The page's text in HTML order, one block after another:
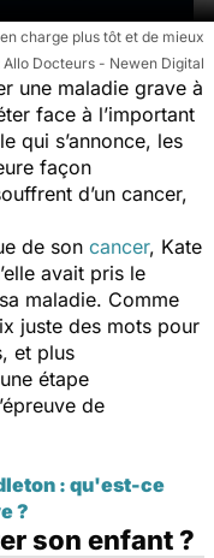
charge plus tôt et de mieux
Allo Docteurs - Newen Digital
une maladie grave à
face à l’important
qui s’annonce, les
façon
d’un cancer,
de son cancer, Kate
avait pris le
maladie. Comme
juste des mots pour
et plus
étape
de
: qu'est-ce
?
son enfant ?